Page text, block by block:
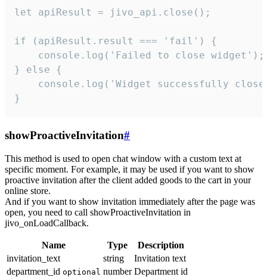
let apiResult = jivo_api.close();
if (apiResult.result === 'fail') {
    console.log('Failed to close widget');
} else {
console.log('Widget successfully
}
showProactiveInvitation#
This method is used to open chat window with a custom text at
specific moment. For example, it may be used if you want to show
proactive invitation after the client added goods to the cart in your
online store.
And if you want to show invitation immediately after the page was
open, you need to call showProactiveInvitation in
jivo_onLoadCallback.
Name Type
Description
invitation_text
string
Invitation text
department_id optional number Department id